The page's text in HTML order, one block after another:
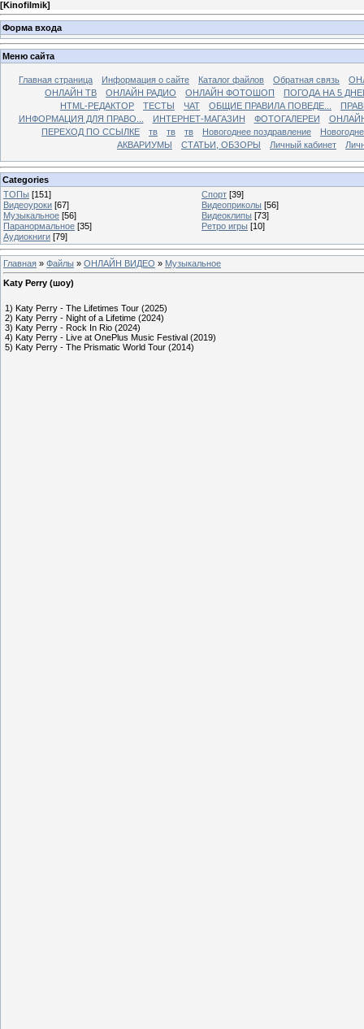
[Kinofilmik]
Форма входа
Меню сайта
Главная страница Информация о сайте Каталог файлов Обратная связь
ОНЛАЙН ТВ
ОНЛАЙН РАДИО ОНЛАЙН ФОТОШОП
ПОГОДА НА 5
HTML-РЕДАКТОР
ТЕСТЫ ЧАТ ОБЩИЕ ПРАВИЛА ПОВЕДЕ...
ИНФОРМАЦИЯ ДЛЯ ПРАВО...
ИНТЕРНЕТ-МАГАЗИН ФОТОГАЛЕРЕИ
ПЕРЕХОД ПО ССЫЛКЕ
тв тв тв Новогоднее поздравление
АКВАРИУМЫ
СТАТЬИ, ОБЗОРЫ Личный кабинет
Categories
ТОПы [151] Спорт [39]
Видеоуроки [67] Видеоприколы [56]
Музыкальное [56] Видеоклипы [73]
Паранормальное [35] Ретро игры [10]
Аудиокниги [79]
Главная » Файлы » ОНЛАЙН ВИДЕО » Музыкальное
Katy Perry (шоу)
1) Katy Perry - The Lifetimes Tour (2025)
2) Katy Perry - Night of a Lifetime (2024)
3) Katy Perry - Rock In Rio (2024)
4) Katy Perry - Live at OnePlus Music Festival (2019)
5) Katy Perry - The Prismatic World Tour (2014)